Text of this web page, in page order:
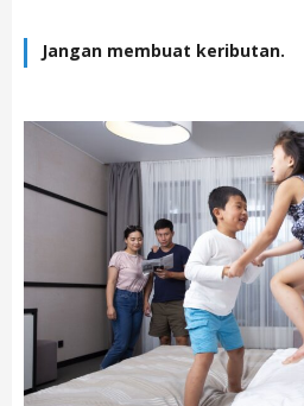
Jangan membuat keributan.